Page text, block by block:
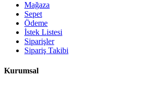
Mağaza
Sepet
Ödeme
İstek Listesi
Siparişler
Sipariş Takibi
Kurumsal